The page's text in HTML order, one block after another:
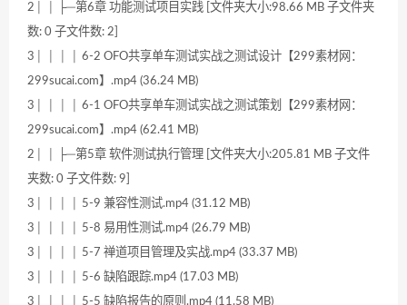
2│ │ ├─第6章 功能测试项目实践 [文件夹大小:98.66 MB 子文件夹
数: 0 子文件数: 2]
3│ │ │ │ 6-2 OFO共享单车测试实战之测试设计【299素材网：
299sucai.com】.mp4 (36.24 MB)
3│ │ │ │ 6-1 OFO共享单车测试实战之测试策划【299素材网：
299sucai.com】.mp4 (62.41 MB)
2│ │ ├─第5章 软件测试执行管理 [文件夹大小:205.81 MB 子文件
夹数: 0 子文件数: 9]
3│ │ │ │ 5-9 兼容性测试.mp4 (31.12 MB)
3│ │ │ │ 5-8 易用性测试.mp4 (26.79 MB)
3│ │ │ │ 5-7 禅道项目管理及实战.mp4 (33.37 MB)
3│ │ │ │ 5-6 缺陷跟踪.mp4 (17.03 MB)
3│ │ │ │ 5-5 缺陷报告的原则.mp4 (11.58 MB)